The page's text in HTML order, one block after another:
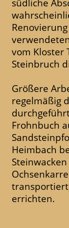
südliche
vom Kloster
Steinbruch
Größere
regelmäßig
Frohnbuch
Heimbach
errichten.